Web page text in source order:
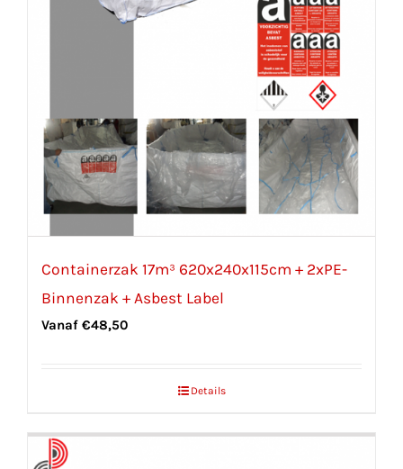
Containerzak 17m³ 620x240x115cm + 2xPE-
Binnenzak + Asbest Label
Vanaf €48,50
Details